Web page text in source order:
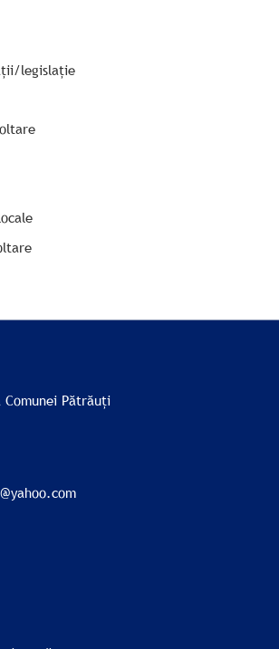
legislație
Comunei Pătrăuți